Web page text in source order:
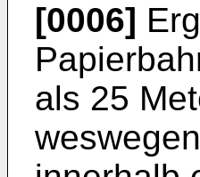
[0006]
als 25